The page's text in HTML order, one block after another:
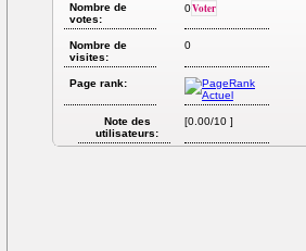
Nombre de
votes:
0Voter
Nombre de
visites:
0
Page rank:
Note des
utilisateurs:
[0.00/10 ]